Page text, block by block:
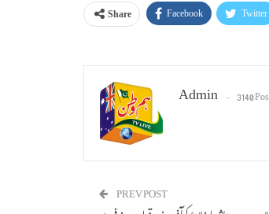
Share Facebook Twitter
Admin 3140
PREV POST